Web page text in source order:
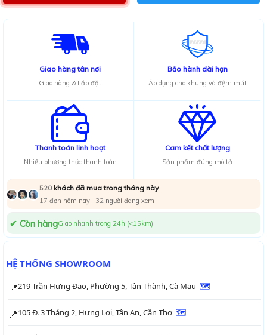
Giao hàng tân nơi
Giao hàng & Lắp đặt
Bảo hành dài hạn
Áp dụng cho khung và đệm mút
Thanh toán linh hoạt
Nhiều phương thức thanh toán
Cam kết chất lượng
Sản phẩm đúng mô tả
520khách đã mua trong tháng này
17 đơn hôm nay · 33 người đang xem
✔ Còn hàngGiao nhanh trong 24h (<15km)
HỆ THỐNG SHOWROOM
📍219 Trần Hưng Đạo, Phường 5, Tân Thành, Cà Mau 🗺
📍105 Đ. 3 Tháng 2, Hưng Lợi, Tân An, Cần Thơ 🗺